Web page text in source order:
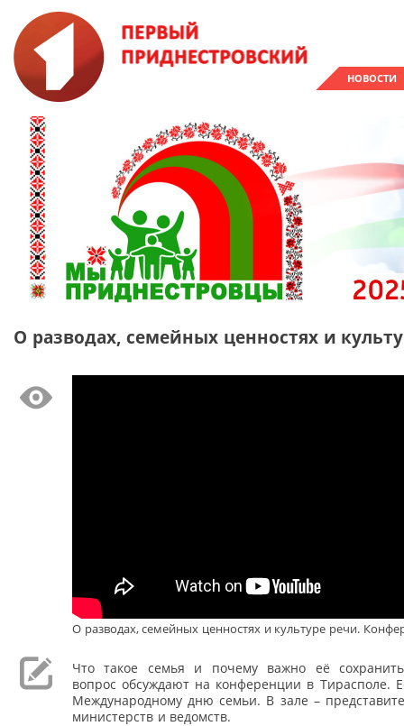
НОВОСТИ
О разводах, семейных ценностях и
О разводах, семейных ценностях и культуре речи.
Что такое семья и почему важно её
вопрос обсуждают на конференции в Тирасполе.
Международному дню семьи. В зале –
министерств и ведомств.